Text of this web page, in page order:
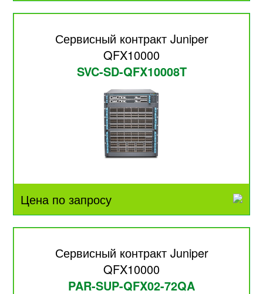
Сервисный контракт Juniper
QFX10000
SVC-SD-QFX10008T
Цена по запросу
Сервисный контракт Juniper
QFX10000
PAR-SUP-QFX02-72QA